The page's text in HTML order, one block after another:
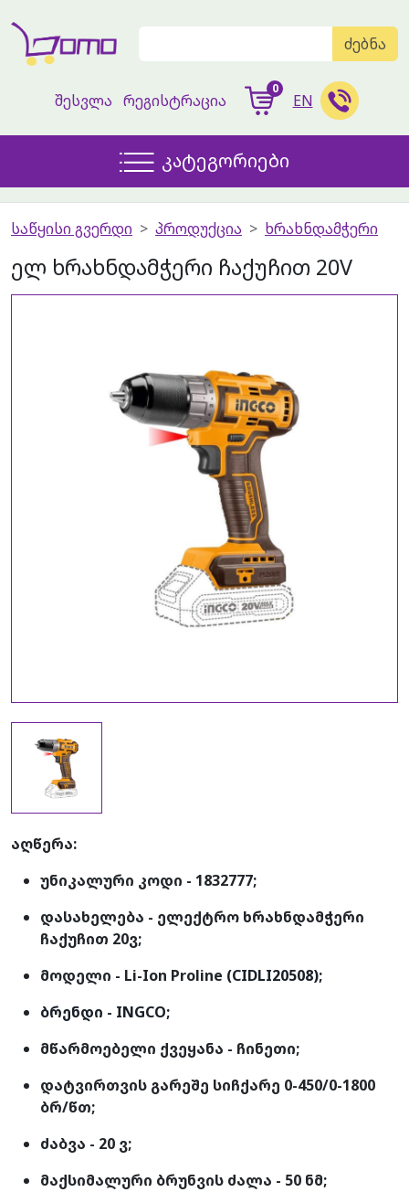
ძებნა
შესვლა რეგისტრაცია
0
EN
კატეგორიები
საწყისი გვერდი პროდუქცია ხრახნდამჭერი
ელ ხრახნდამჭერი ჩაქუჩით 20V
აღწერა:
უნიკალური კოდი - 1832777;
დასახელება - ელექტრო ხრახნდამჭერი
ჩაქუჩით 20ვ;
მოდელი - Li-Ion Proline (CIDLI20508);
ბრენდი - INGCO;
მწარმოებელი ქვეყანა - ჩინეთი;
დატვირთვის გარეშე სიჩქარე 0-450/0-1800
ბრ/წთ;
ძაბვა - 20 ვ;
მაქსიმალური ბრუნვის ძალა - 50 ნმ;